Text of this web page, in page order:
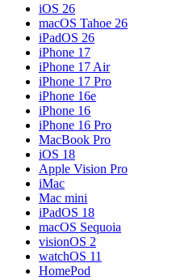
iOS 26
macOS Tahoe 26
iPadOS 26
iPhone 17
iPhone 17 Air
iPhone 17 Pro
iPhone 16e
iPhone 16
iPhone 16 Pro
MacBook Pro
iOS 18
Apple Vision Pro
iMac
Mac mini
iPadOS 18
macOS Sequoia
visionOS 2
watchOS 11
HomePod